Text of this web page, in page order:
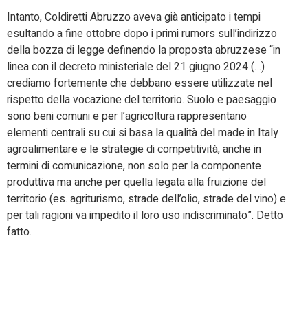
Intanto, Coldiretti Abruzzo aveva già anticipato i tempi
esultando a fine ottobre dopo i primi rumors sull’indirizzo
della bozza di legge definendo la proposta abruzzese “in
linea con il decreto ministeriale del 21 giugno 2024 (…)
crediamo fortemente che debbano essere utilizzate nel
rispetto della vocazione del territorio. Suolo e paesaggio
sono beni comuni e per l’agricoltura rappresentano
elementi centrali su cui si basa la qualità del made in Italy
agroalimentare e le strategie di competitività, anche in
termini di comunicazione, non solo per la componente
produttiva ma anche per quella legata alla fruizione del
territorio (es. agriturismo, strade dell’olio, strade del vino) e
per tali ragioni va impedito il loro uso indiscriminato”. Detto
fatto.